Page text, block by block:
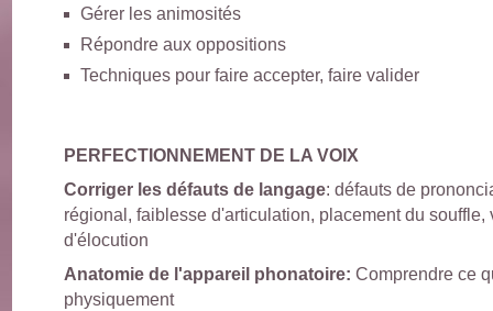
Gérer les animosités
Répondre aux oppositions
Techniques pour faire accepter, faire valider
PERFECTIONNEMENT DE LA VOIX
Corriger les défauts de langage: défauts de
régional, faiblesse d'articulation, placement du souffle,
d'élocution
Anatomie de l'appareil phonatoire: Comprendre ce
physiquement